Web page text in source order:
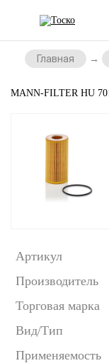
Главная
MANN-FILTER HU
Артикул
Производитель
Торговая марка
Вид/Тип
Применяемость